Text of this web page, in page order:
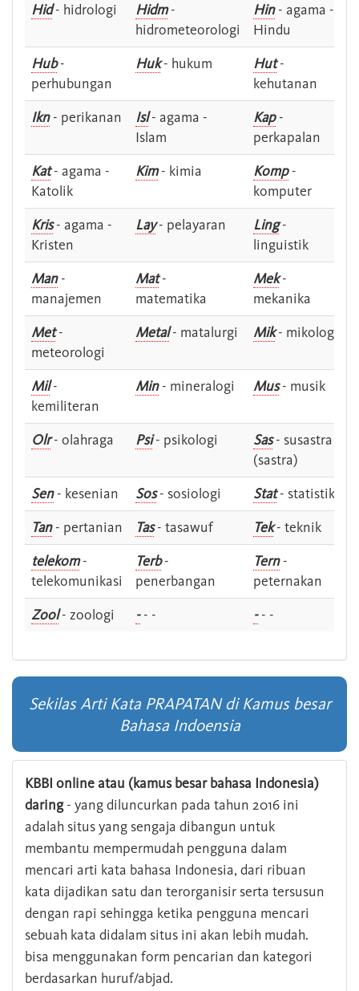
Hid- hidrologi Hidm-
hidrometeorologi
Hin- agama -
Hindu
Hub-
perhubungan
Huk- hukum Hut-
kehutanan
Ikn- perikanan Isl- agama -
Islam
Kap-
perkapalan
Kat- agama -
Katolik
Kim- kimia Komp-
komputer
Kris- agama -
Kristen
Lay- pelayaran Ling-
linguistik
Man-
manajemen
Mat-
matematika
Mek-
mekanika
Met-
meteorologi
Metal- matalurgi Mik- mikologi
Mil-
kemiliteran
Min- mineralogi Mus- musik
Olr- olahraga Psi- psikologi Sas- susastra -
(sastra)
Sen- kesenian Sos- sosiologi Stat- statistik
Tan- pertanian Tas- tasawuf Tek- teknik
telekom-
telekomunikasi
Terb-
penerbangan
Tern-
peternakan
Zool- zoologi -- - -- -
Sekilas Arti Kata PRAPATAN di Kamus besar
Bahasa Indoensia
KBBI online atau (kamus besar bahasa Indonesia)
daring- yang diluncurkan pada tahun 2016 ini
adalah situs yang sengaja dibangun untuk
membantu mempermudah pengguna dalam
mencari arti kata bahasa Indonesia, dari ribuan
kata dijadikan satu dan terorganisir serta tersusun
dengan rapi sehingga ketika pengguna mencari
sebuah kata didalam situs ini akan lebih mudah.
bisa menggunakan form pencarian dan kategori
berdasarkan huruf/abjad.